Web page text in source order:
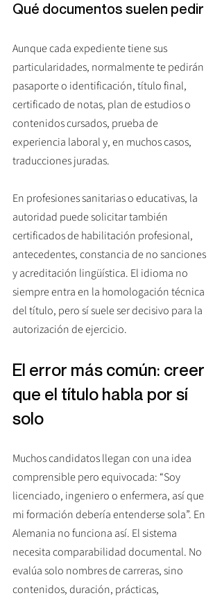
Qué documentos suelen pedir
Aunque cada expediente tiene sus
particularidades, normalmente te pedirán
pasaporte o identificación, título final,
certificado de notas, plan de estudios o
contenidos cursados, prueba de
experiencia laboral y, en muchos casos,
traducciones juradas.
En profesiones sanitarias o educativas, la
autoridad puede solicitar también
certificados de habilitación profesional,
antecedentes, constancia de no sanciones
y acreditación lingüística. El idioma no
siempre entra en la homologación técnica
del título, pero sí suele ser decisivo para la
autorización de ejercicio.
El error más común: creer
que el título habla por sí
solo
Muchos candidatos llegan con una idea
comprensible pero equivocada: “Soy
licenciado, ingeniero o enfermera, así que
mi formación debería entenderse sola”. En
Alemania no funciona así. El sistema
necesita comparabilidad documental. No
evalúa solo nombres de carreras, sino
contenidos, duración, prácticas,